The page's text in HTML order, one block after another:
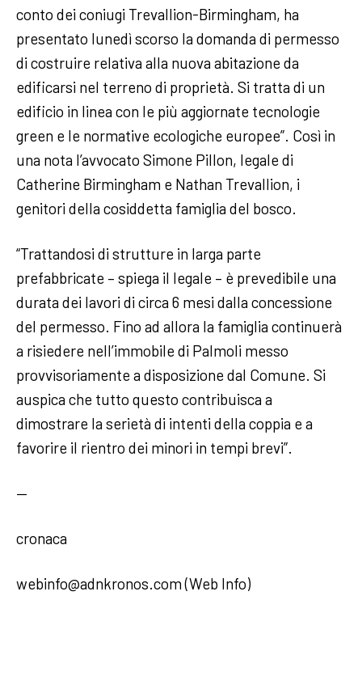
conto dei coniugi Trevallion-Birmingham, ha
presentato lunedì scorso la domanda di permesso
di costruire relativa alla nuova abitazione da
edificarsi nel terreno di proprietà. Si tratta di un
edificio in linea con le più aggiornate tecnologie
green e le normative ecologiche europee”. Così in
una nota l’avvocato Simone Pillon, legale di
Catherine Birmingham e Nathan Trevallion, i
genitori della cosiddetta famiglia del bosco.
“Trattandosi di strutture in larga parte
prefabbricate – spiega il legale – è prevedibile una
durata dei lavori di circa 6 mesi dalla concessione
del permesso. Fino ad allora la famiglia continuerà
a risiedere nell’immobile di Palmoli messo
provvisoriamente a disposizione dal Comune. Si
auspica che tutto questo contribuisca a
dimostrare la serietà di intenti della coppia e a
favorire il rientro dei minori in tempi brevi”.
—
cronaca
webinfo@adnkronos.com (Web Info)